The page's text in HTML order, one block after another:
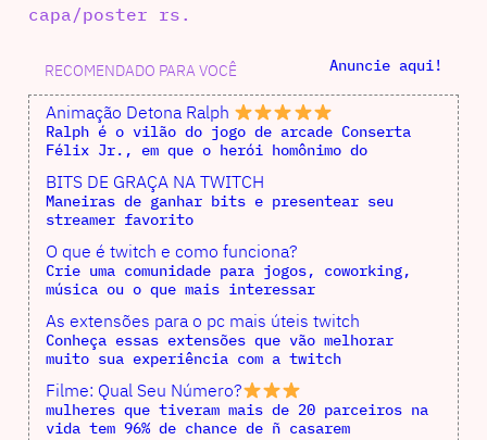
capa/poster rs.
RECOMENDADO PARA VOCÊ Anuncie aqui!
Animação Detona Ralph
Ralph é o vilão do jogo de arcade Conserta
Félix Jr., em que o herói homônimo do
BITS DE GRAÇA NA TWITCH
Maneiras de ganhar bits e presentear seu
streamer favorito
O que é twitch e como funciona?
Crie uma comunidade para jogos, coworking,
música ou o que mais interessar
As extensões para o pc mais úteis twitch
Conheça essas extensões que vão melhorar
muito sua experiência com a twitch
Filme: Qual Seu Número?
mulheres que tiveram mais de 20 parceiros na
vida tem 96% de chance de ñ casarem